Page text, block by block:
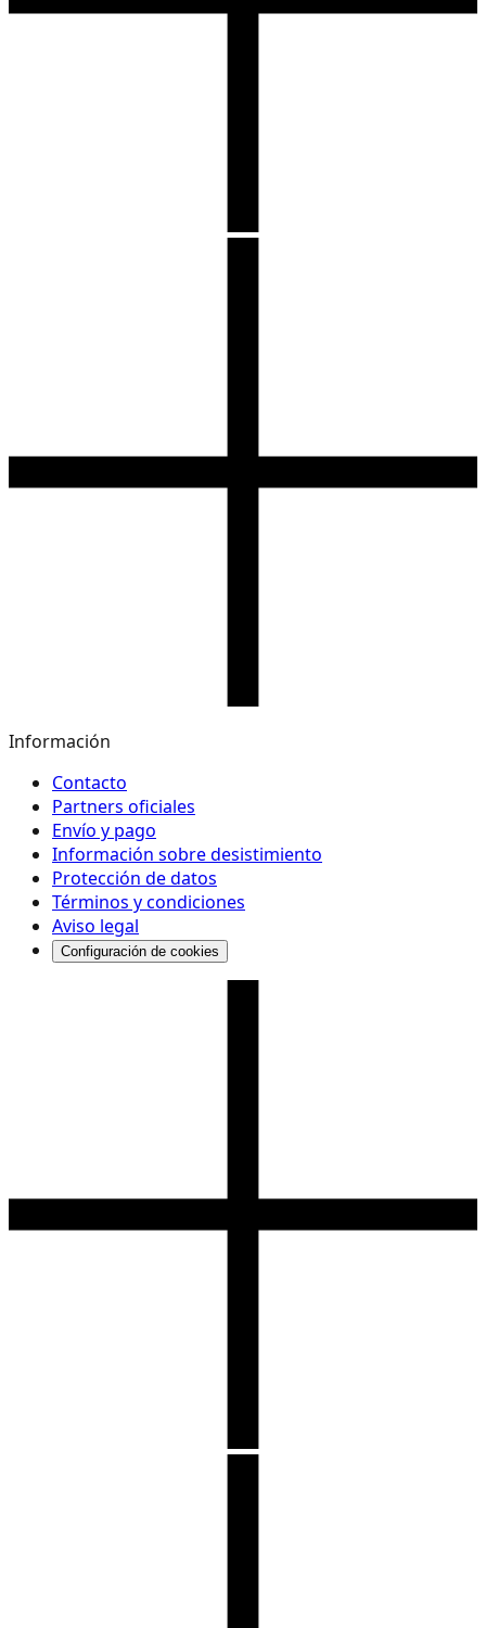
Información
Contacto
Partners oficiales
Envío y pago
Información sobre desistimiento
Protección de datos
Términos y condiciones
Aviso legal
Configuración de cookies